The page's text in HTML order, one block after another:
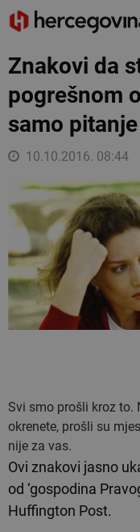
Znakovi da
pogrešnom
samo
10.10.2016. 08:44
Svi smo prošli kroz to.
okrenete, prošli su
nije za vas.
Ovi znakovi jasno
od ‘gospodina
Huffington Post.